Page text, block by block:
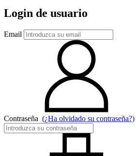
Login de usuario
Email
Contraseña (¿Ha olvidado su contraseña?)